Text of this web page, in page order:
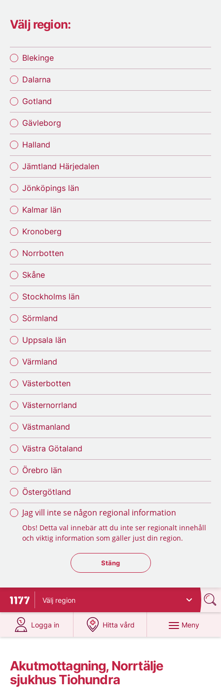
Välj region:
Blekinge
Dalarna
Gotland
Gävleborg
Halland
Jämtland Härjedalen
Jönköpings län
Kalmar län
Kronoberg
Norrbotten
Skåne
Stockholms län
Sörmland
Uppsala län
Värmland
Västerbotten
Västernorrland
Västmanland
Västra Götaland
Örebro län
Östergötland
Jag vill inte se någon regional information
Obs! Detta val innebär att du inte ser regionalt innehåll
och viktig information som gäller just din region.
Stäng regionsväljaren
Stäng
Till startsidan för 1177
Välj region
Logga in
på 1177.se
Hitta vård
på 1177.se
Meny
Akutmottagning, Norrtälje
sjukhus Tiohundra